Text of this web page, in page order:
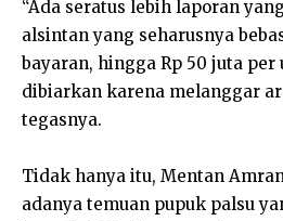
“Ada seratus lebih laporan
alsintan yang seharusnya
bayaran, hingga Rp 50 juta
dibiarkan karena melanggar
tegasnya.
Tidak hanya itu, Mentan
adanya temuan pupuk palsu